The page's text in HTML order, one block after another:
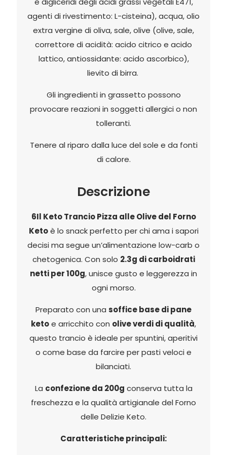
agenti di rivestimento: L-cisteina), acqua, olio
extra vergine di oliva,sale,olive (olive, sale,
correttore di acidità: acido citrico e acido
lattico, antiossidante: acido ascorbico),
lievito di birra.
Gli ingredienti in grassetto possono
provocare reazioni in soggetti allergici o non
tolleranti.
Tenere al riparo dalla luce del sole e da fonti
di calore.
Descrizione
6Il Keto Trancio Pizza alle Olive del Forno
Ketoè lo snack perfetto per chi ama i sapori
decisi ma segue un’alimentazione low-carb o
chetogenica. Con solo 2.3g di carboidrati
netti per 100g, unisce gusto e leggerezza in
ogni morso.
Preparato con una soffice base di pane
ketoe arricchito con olive verdi di qualità,
questo trancio è ideale per spuntini, aperitivi
o come base da farcire per pasti veloci e
bilanciati.
La confezione da 200g conserva tutta la
freschezza e la qualità artigianale del Forno
delle Delizie Keto.
Caratteristiche principali: